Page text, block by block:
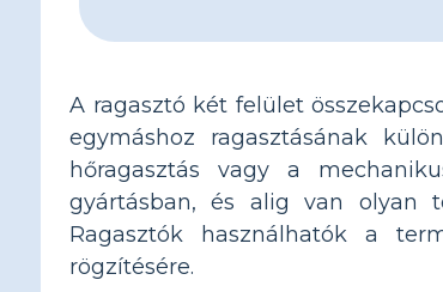
A ragasztó két felület
egymáshoz ragasztásának
hőragasztás vagy a
gyártásban, és alig van olyan
Ragasztók használhatók a
rögzítésére.